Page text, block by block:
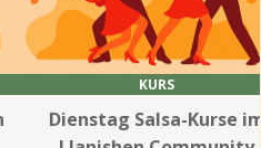
KURS
Dienstag Salsa-Kurse im